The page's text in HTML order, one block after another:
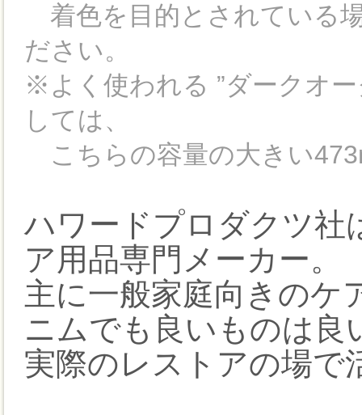
着色を目的とされている
ださい。
※よく使われる ”ダークオー
しては、
こちらの容量の大きい
ハワードプロダクツ社
ア用品専門メーカー。
主に一般家庭向きのケ
ニムでも良いものは良
実際のレストアの場で